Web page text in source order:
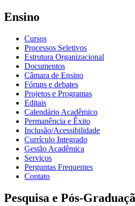
Ensino
Cursos
Processos Seletivos
Estrutura Organizacional
Documentos
Câmara de Ensino
Fóruns e debates
Projetos e Programas
Editais
Calendário Acadêmico
Permanência e Êxito
Inclusão/Acessibilidade
Currículo Integrado
Gestão Acadêmica
Serviços
Perguntas Frequentes
Contato
Pesquisa e Pós-